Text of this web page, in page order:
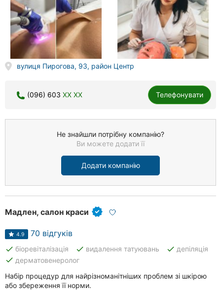
вулиця Пирогова, 93, район Центр
(096) 603 XX XX Телефонувати
Не знайшли потрібну компанію?
Ви можете додати її
Додати компанію
Мадлен, салон краси
4.9 70 відгуків
done біоревіталізація done видалення татуювань done депіляція
done дерматовенеролог
Набір процедур для найрізноманітніших проблем зі шкірою
або збереження її норми.